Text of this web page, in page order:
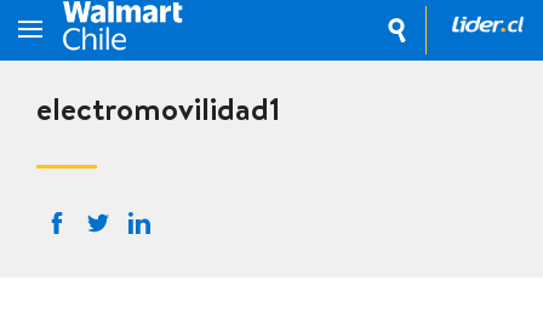
electromovilidad1